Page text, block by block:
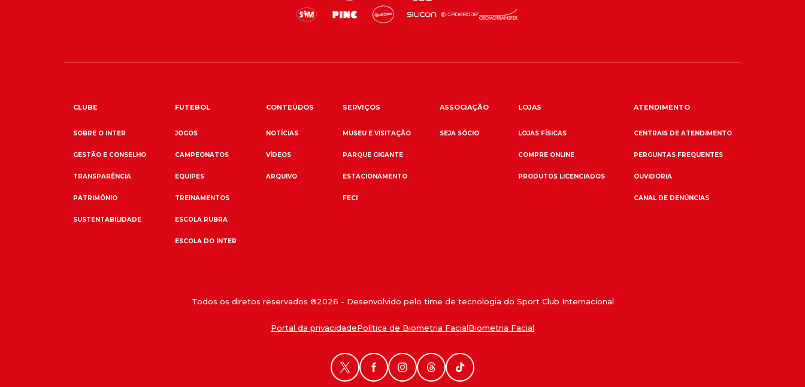
CLUBE
SOBRE O INTER
GESTÃO E CONSELHO
TRANSPARÊNCIA
PATRIMÔNIO
SUSTENTABILIDADE
FUTEBOL
JOGOS
CAMPEONATOS
EQUIPES
TREINAMENTOS
ESCOLA RUBRA
ESCOLA DO INTER
CONTEÚDOS
NOTÍCIAS
VÍDEOS
ARQUIVO
SERVIÇOS
MUSEU E VISITAÇÃO
PARQUE GIGANTE
ESTACIONAMENTO
FECI
ASSOCIAÇÃO
SEJA SÓCIO
LOJAS
LOJAS FÍSICAS
COMPRE ONLINE
PRODUTOS LICENCIADOS
ATENDIMENTO
CENTRAIS DE ATENDIMENTO
PERGUNTAS FREQUENTES
OUVIDORIA
CANAL DE DENÚNCIAS
Todos os diretos reservados ®2026 - Desenvolvido pelo time de tecnologia do Sport Club Internacional
Portal da privacidadePolítica de Biometria FacialBiometria Facial